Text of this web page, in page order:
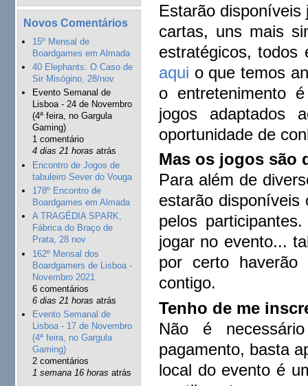
Novos Comentários
15º Mensal de
Boardgames em Almada
40 Elephants: O Caso de
Sir Misógino, 28/nov
Evento Semanal de
Lisboa - 24 de Novembro
(4ª feira, no Gargula
Gaming)
1 comentário
4 dias 21 horas atrás
Encontro de Jogos de
tabuleiro Sever do Vouga
178º Encontro de
Boardgames em Almada
A TRAGÉDIA SPARK,
Fábrica do Braço de
Prata, 28 nov
162º Mensal dos
Boardgamers de Lisboa -
Novembro 2021
6 comentários
6 dias 21 horas atrás
Evento Semanal de
Lisboa - 17 de Novembro
(4ª feira, no Gargula
Gaming)
2 comentários
1 semana 16 horas atrás
Estarão
cartas, uns mais
estratégicos, todos
aqui o que temos
o entretenimento
jogos adaptados
oportunidade de
Mas os jogos são
Para além de
estarão disponíveis
pelos
jogar no evento...
por certo haverão
contigo.
Tenho de me
Não é
pagamento, basta
local do evento é